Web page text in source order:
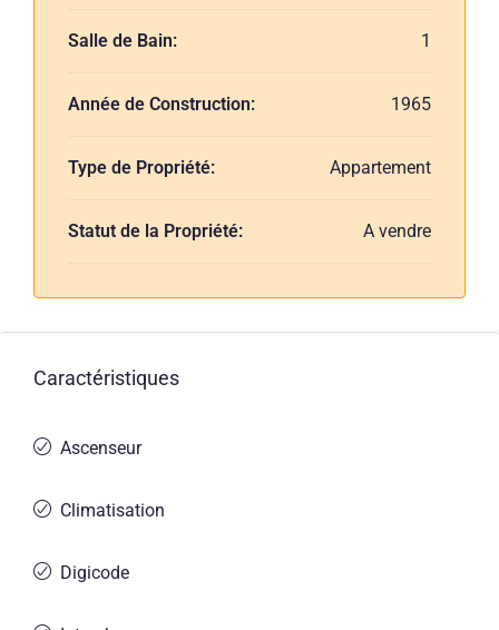
Salle de Bain: 1
Année de Construction: 1965
Type de Propriété: Appartement
Statut de la Propriété: A vendre
Caractéristiques
Ascenseur
Climatisation
Digicode